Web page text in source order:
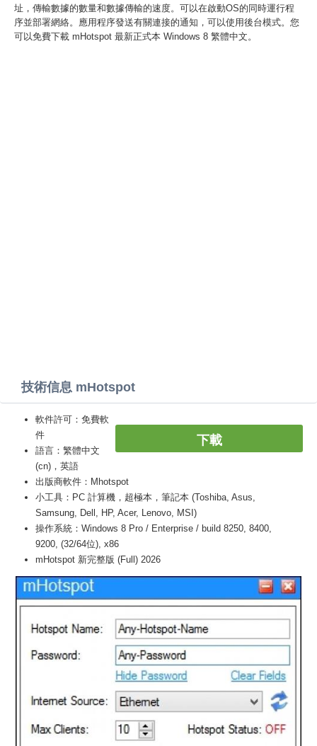
址，傳輸數據的數量和數據傳輸的速度。可以在啟動OS的同時運行程
序並部署網絡。應用程序發送有關連接的通知，可以使用後台模式。您
可以免費下載 mHotspot 最新正式本 Windows 8 繁體中文。
技術信息 mHotspot
下載
軟件許可：免費軟
件
語言：繁體中文
(cn)，英語
出版商軟件：Mhotspot
小工具：PC 計算機，超極本，筆記本 (Toshiba, Asus,
Samsung, Dell, HP, Acer, Lenovo, MSI)
操作系統：Windows 8 Pro / Enterprise / build 8250, 8400,
9200, (32/64位), x86
mHotspot 新完整版 (Full) 2026